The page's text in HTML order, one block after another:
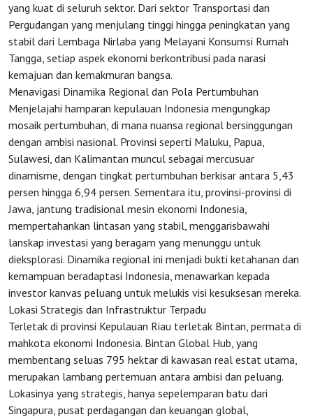
yang kuat di seluruh sektor. Dari sektor Transportasi dan
Pergudangan yang menjulang tinggi hingga peningkatan yang
stabil dari Lembaga Nirlaba yang Melayani Konsumsi Rumah
Tangga, setiap aspek ekonomi berkontribusi pada narasi
kemajuan dan kemakmuran bangsa.
Menavigasi Dinamika Regional dan Pola Pertumbuhan
Menjelajahi hamparan kepulauan Indonesia mengungkap
mosaik pertumbuhan, di mana nuansa regional bersinggungan
dengan ambisi nasional. Provinsi seperti Maluku, Papua,
Sulawesi, dan Kalimantan muncul sebagai mercusuar
dinamisme, dengan tingkat pertumbuhan berkisar antara 5,43
persen hingga 6,94 persen. Sementara itu, provinsi-provinsi di
Jawa, jantung tradisional mesin ekonomi Indonesia,
mempertahankan lintasan yang stabil, menggarisbawahi
lanskap investasi yang beragam yang menunggu untuk
dieksplorasi. Dinamika regional ini menjadi bukti ketahanan dan
kemampuan beradaptasi Indonesia, menawarkan kepada
investor kanvas peluang untuk melukis visi kesuksesan mereka.
Lokasi Strategis dan Infrastruktur Terpadu
Terletak di provinsi Kepulauan Riau terletak Bintan, permata di
mahkota ekonomi Indonesia. Bintan Global Hub, yang
membentang seluas 795 hektar di kawasan real estat utama,
merupakan lambang pertemuan antara ambisi dan peluang.
Lokasinya yang strategis, hanya sepelemparan batu dari
Singapura, pusat perdagangan dan keuangan global,